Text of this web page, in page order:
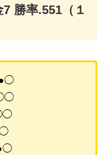
勝率.551（１